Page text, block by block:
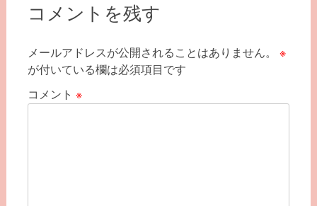
コメントを残す
メールアドレスが公開されることはありません。
※
が付いている欄は必須項目です
コメント ※